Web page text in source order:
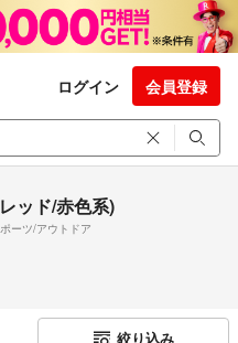
ログイン 会員登録
ッド/赤色系)
ーツ/アウトドア
絞り込み